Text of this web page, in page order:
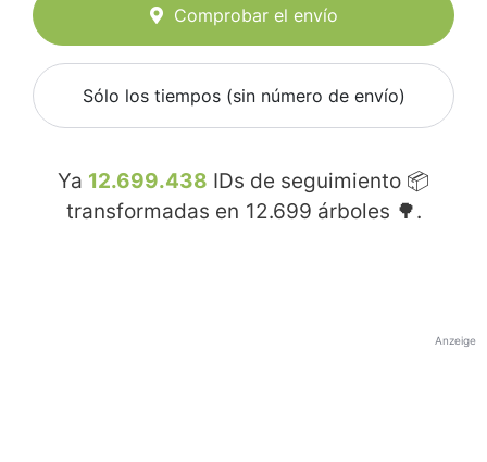
Comprobar el envío
Sólo los tiempos (sin número de envío)
Ya 12.699.438 IDs de seguimiento 📦
transformadas en 12.699 árboles 🌳.
Anzeige